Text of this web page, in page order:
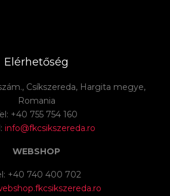
Elérhetőség
Csíkszereda, Hargita megye,
Romania
+40 755 754 160
info@fkcsikszereda.ro
WEBSHOP
+40 740 400 702